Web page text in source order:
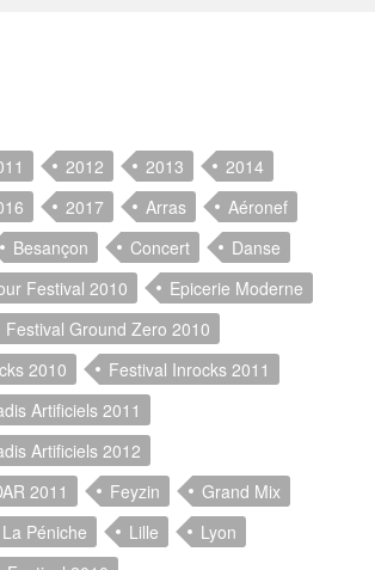
2012 2013
2014
2017 Arras
Aéronef
Besançon Concert
Danse
Festival 2010
Epicerie Moderne
Festival Ground Zero 2010
2010
Festival Inrocks 2011
Artificiels 2011
Artificiels 2012
2011
Feyzin
Grand Mix
La Péniche Lille
Lyon